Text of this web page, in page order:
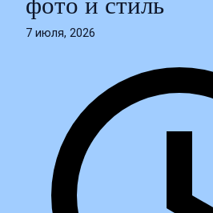
фото и стиль
7 июля, 2026